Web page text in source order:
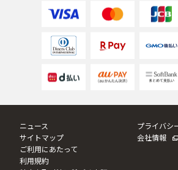
敏感・肌あれ
ニュース
サイトマップ
ご利用にあたって
利用規約
プライバシ
会社情報